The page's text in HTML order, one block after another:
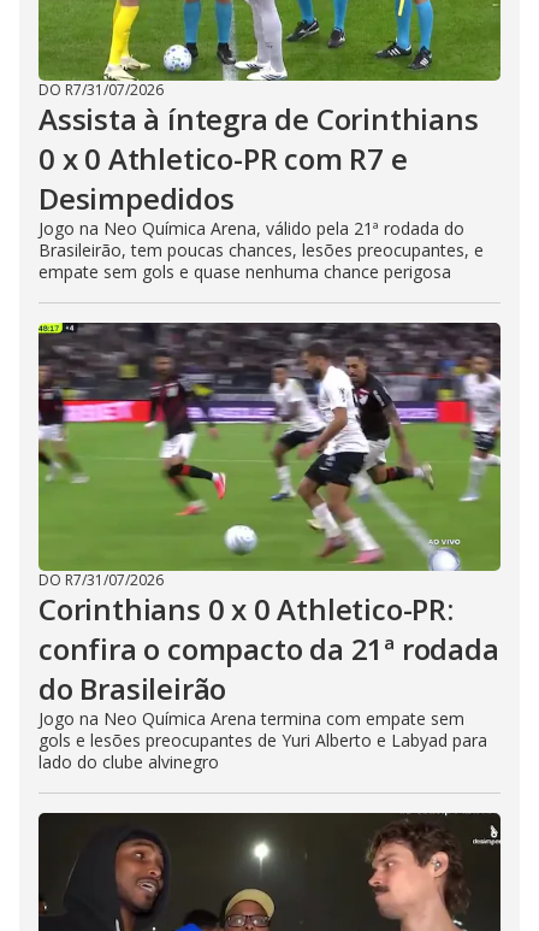
DO R7/31/07/2026
Assista à íntegra de Corinthians
0 x 0 Athletico-PR com R7 e
Desimpedidos
Jogo na Neo Química Arena, válido pela 21ª rodada do
Brasileirão, tem poucas chances, lesões preocupantes, e
empate sem gols e quase nenhuma chance perigosa
DO R7/31/07/2026
Corinthians 0 x 0 Athletico-PR:
confira o compacto da 21ª rodada
do Brasileirão
Jogo na Neo Química Arena termina com empate sem
gols e lesões preocupantes de Yuri Alberto e Labyad para
lado do clube alvinegro